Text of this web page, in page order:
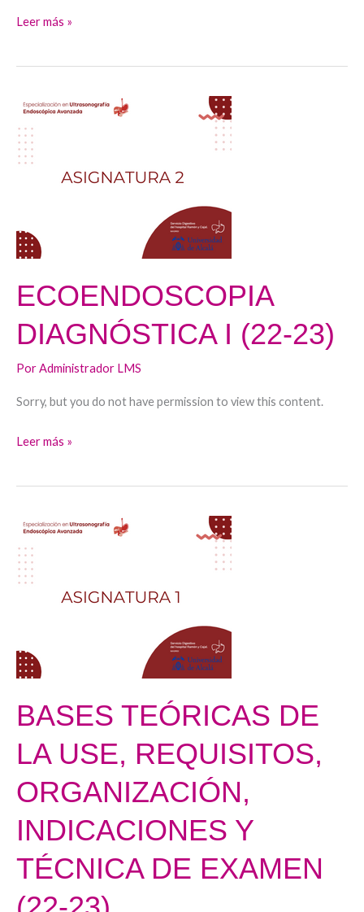
Leer más »
ECOENDOSCOPIA
DIAGNÓSTICA I (22-23)
PorAdministrador LMS
Sorry, but you do not have permission to view this content.
ECOENDOSCOPIA
DIAGNÓSTICA
I
Leer más »
BASES TEÓRICAS DE
LA USE, REQUISITOS,
ORGANIZACIÓN,
INDICACIONES Y
TÉCNICA DE EXAMEN
BASES
TEÓRICAS
DE
ORGANIZACIÓN,
INDICACIONES
TÉCNICA
DE
EXAMEN
(22-